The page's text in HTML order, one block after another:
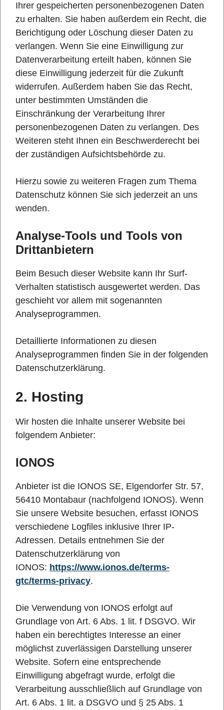
Ihrer gespeicherten personenbezogenen Daten
zu erhalten. Sie haben außerdem ein Recht, die
Berichtigung oder Löschung dieser Daten zu
verlangen. Wenn Sie eine Einwilligung zur
Datenverarbeitung erteilt haben, können Sie
diese Einwilligung jederzeit für die Zukunft
widerrufen. Außerdem haben Sie das Recht,
unter bestimmten Umständen die
Einschränkung der Verarbeitung Ihrer
personenbezogenen Daten zu verlangen. Des
Weiteren steht Ihnen ein Beschwerderecht bei
der zuständigen Aufsichtsbehörde zu.
Hierzu sowie zu weiteren Fragen zum Thema
Datenschutz können Sie sich jederzeit an uns
wenden.
Analyse-Tools und Tools von
Dritt­anbietern
Beim Besuch dieser Website kann Ihr Surf-
Verhalten statistisch ausgewertet werden. Das
geschieht vor allem mit sogenannten
Analyseprogrammen.
Detaillierte Informationen zu diesen
Analyseprogrammen finden Sie in der folgenden
Datenschutzerklärung.
2. Hosting
Wir hosten die Inhalte unserer Website bei
folgendem Anbieter:
IONOS
Anbieter ist die IONOS SE, Elgendorfer Str. 57,
56410 Montabaur (nachfolgend IONOS). Wenn
Sie unsere Website besuchen, erfasst IONOS
verschiedene Logfiles inklusive Ihrer IP-
Adressen. Details entnehmen Sie der
Datenschutzerklärung von
IONOS: https://www.ionos.de/terms-
gtc/terms-privacy.
Die Verwendung von IONOS erfolgt auf
Grundlage von Art. 6 Abs. 1 lit. f DSGVO. Wir
haben ein berechtigtes Interesse an einer
möglichst zuverlässigen Darstellung unserer
Website. Sofern eine entsprechende
Einwilligung abgefragt wurde, erfolgt die
Verarbeitung ausschließlich auf Grundlage von
Art. 6 Abs. 1 lit. a DSGVO und § 25 Abs. 1